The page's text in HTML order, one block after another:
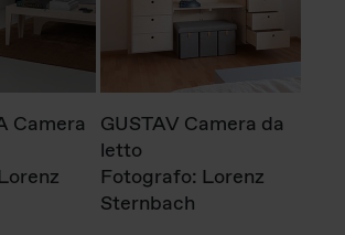
Camera
GUSTAV Camera da
letto
Fotografo: Lorenz
Sternbach